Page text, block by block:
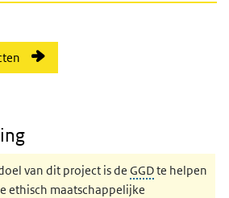
van dit project is de GGDte helpen
ethisch maatschappelijke